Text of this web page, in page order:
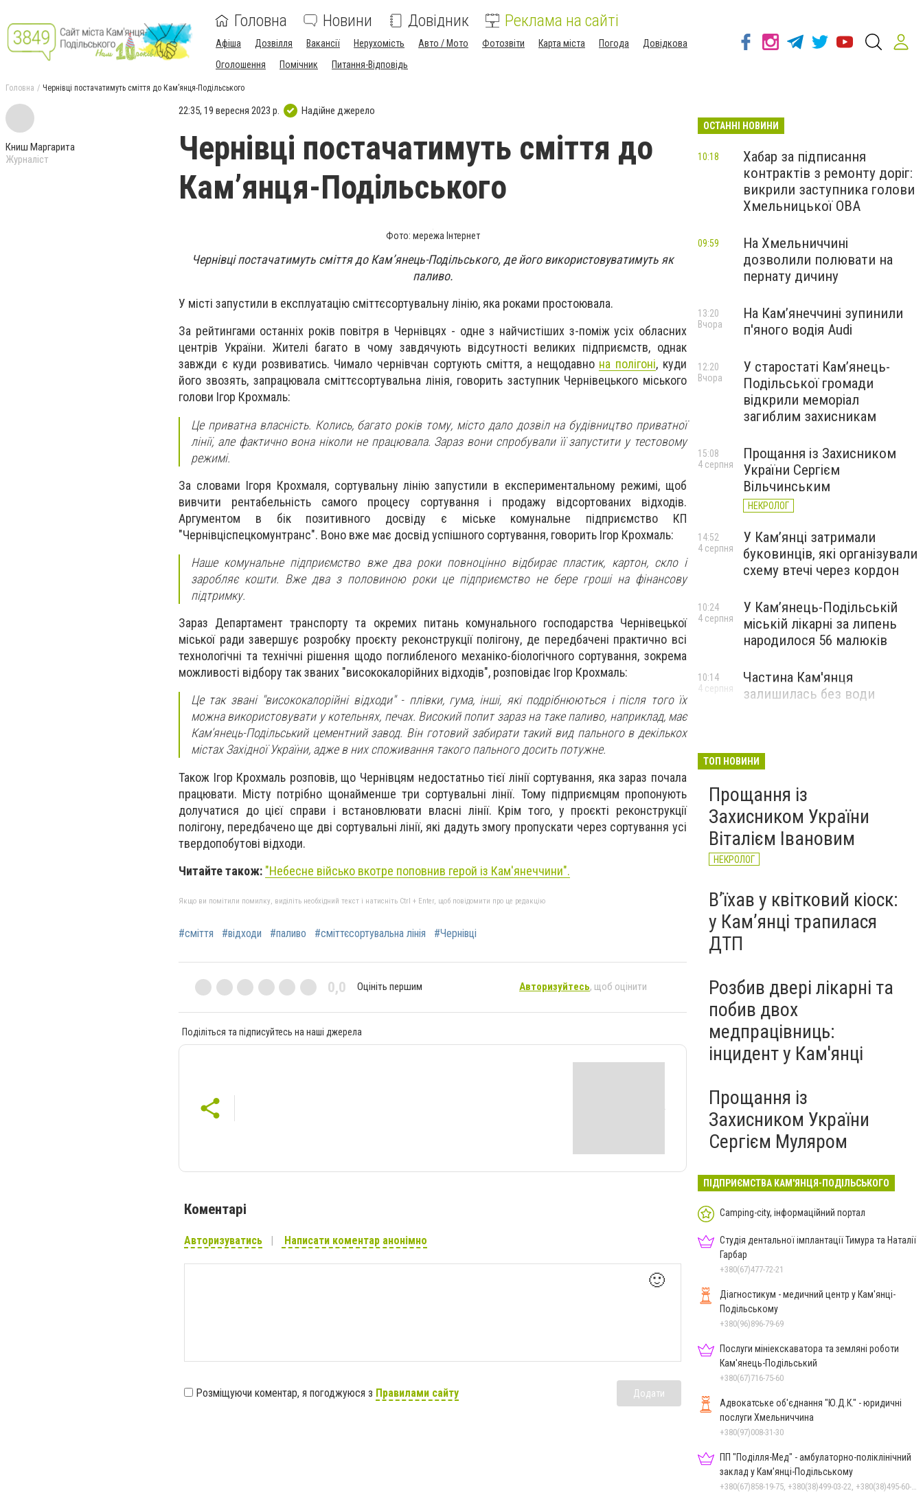
Головна Новини Довідник Реклама на сайті
Афіша Дозвілля Вакансії Нерухомість Авто / Мото Фотозвіти Карта міста Погода
Довідкова
Оголошення
Помічник Питання-Відповідь
Головна Чернівці постачатимуть сміття до Кам’янця-Подільського
Книш Маргарита
Журналіст
22:35, 19 вересня 2023 р. Надійне джерело
Чернівці постачатимуть сміття до
Кам’янця-Подільського
Фото: мережа Інтернет
Чернівці постачатимуть сміття до Кам’янець-Подільського, де його використовуватимуть як
паливо.
У місті запустили в експлуатацію сміттєсортувальну лінію, яка роками простоювала.
За рейтингами останніх років повітря в Чернівцях - одне з найчистіших з-поміж усіх обласних
центрів України. Жителі багато в чому завдячують відсутності великих підприємств, однак
завжди є куди розвиватись. Чимало чернівчан сортують сміття, а нещодавно на полігоні, куди
його звозять, запрацювала сміттєсортувальна лінія, говорить заступник Чернівецького міського
голови Ігор Крохмаль:
Це приватна власність. Колись, багато років тому, місто дало дозвіл на будівництво приватної
лінії, але фактично вона ніколи не працювала. Зараз вони спробували її запустити у тестовому
режимі.
За словами Ігоря Крохмаля, сортувальну лінію запустили в експериментальному режимі, щоб
вивчити рентабельність самого процесу сортування і продажу відсортованих відходів.
Аргументом в бік позитивного досвіду є міське комунальне підприємство КП
"Чернівціспецкомунтранс". Воно вже має досвід успішного сортування, говорить Ігор Крохмаль:
Наше комунальне підприємство вже два роки повноцінно відбирає пластик, картон, скло і
заробляє кошти. Вже два з половиною роки це підприємство не бере гроші на фінансову
підтримку.
Зараз Департамент транспорту та окремих питань комунального господарства Чернівецької
міської ради завершує розробку проєкту реконструкції полігону, де передбачені практично всі
технологічні та технічні рішення щодо поглибленого механіко-біологічного сортування, зокрема
можливості відбору так званих "висококалорійних відходів", розповідає Ігор Крохмаль:
Це так звані "висококалорійні відходи" - плівки, гума, інші, які подрібнюються і після того їх
можна використовувати у котельнях, печах. Високий попит зараз на таке паливо, наприклад, має
Кам’янець-Подільський цементний завод. Він готовий забирати такий вид пального в декількох
містах Західної України, адже в них споживання такого пального досить потужне.
Також Ігор Крохмаль розповів, що Чернівцям недостатньо тієї лінії сортування, яка зараз почала
працювати. Місту потрібно щонайменше три сортувальні лінії. Тому підприємцям пропонують
долучатися до цієї справи і встановлювати власні лінії. Крім того, у проєкті реконструкції
полігону, передбачено ще дві сортувальні лінії, які дадуть змогу пропускати через сортування усі
твердопобутові відходи.
Читайте також: "Небесне військо вкотре поповнив герой із Кам'янеччини".
Якщо ви помітили помилку, виділіть необхідний текст і натисніть Ctrl + Enter, щоб повідомити про це редакцію
#сміття #відходи #паливо #сміттєсортувальна лінія #Чернівці
0,0 Оцініть першим Авторизуйтесь, щоб оцінити
Поділіться та підписуйтесь на наші джерела
Коментарі
Авторизуватись Написати коментар анонімно
🙂
Розміщуючи коментар, я погоджуюся з Правилами сайту Додати
ОСТАННІ НОВИНИ
Хабар за підписання
контрактів з ремонту доріг:
викрили заступника голови
Хмельницької ОВА
10:18
На Хмельниччині
дозволили полювати на
пернату дичину
09:59
На Камʼянеччині зупинили
п'яного водія Audi
13:20
Вчора
У старостаті Кам’янець-
Подільської громади
відкрили меморіал
загиблим захисникам
12:20
Вчора
Прощання із Захисником
України Сергієм
Вільчинським
НЕКРОЛОГ
15:08
4 серпня
У Кам’янці затримали
буковинців, які організували
схему втечі через кордон
14:52
4 серпня
У Кам’янець-Подільській
міській лікарні за липень
народилося 56 малюків
10:24
4 серпня
Частина Кам'янця
залишилась без води
10:14
4 серпня
ТОП НОВИНИ
Прощання із
Захисником України
Віталієм Івановим
НЕКРОЛОГ
Вʼїхав у квітковий кіоск:
у Камʼянці трапилася
ДТП
Розбив двері лікарні та
побив двох
медпрацівниць:
інцидент у Кам'янці
Прощання із
Захисником України
Сергієм Муляром
ПІДПРИЄМСТВА КАМ'ЯНЦЯ-ПОДІЛЬСЬКОГО
Camping-city, інформаційний портал
Студія дентальної імплантації Тимура та Наталії
Гарбар
+380(67)477-72-21
Діагностикум - медичний центр у Кам'янці-
Подільському
+380(96)896-79-69
Послуги мініекскаватора та земляні роботи
Кам'янець-Подільський
+380(67)716-75-60
Адвокатське об'єднання "Ю.Д.К." - юридичні
послуги Хмельниччина
+380(97)008-31-30
ПП "Поділля-Мед" - амбулаторно-поліклінічний
заклад у Кам’янці-Подільському
+380(67)858-19-75, +380(38)499-03-22, +380(38)495-60-27